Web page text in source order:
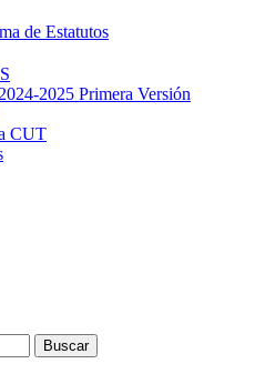
de Estatutos
2025 Primera Versión
CUT